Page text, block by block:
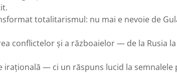
totalitarismul: nu mai e nevoie de
conflictelor și a războaielor — de la Rusia
iraţională — ci un răspuns lucid la semnalele